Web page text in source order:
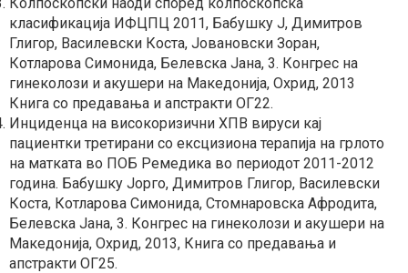
класификација ИФЦПЦ 2011, Бабушку Ј, Димитров
Глигор, Василевски Коста, Јовановски Зоран,
Котларова Симонида, Белевска Јана, 3. Конгрес на
гинеколози и акушери на Македонија, Охрид, 2013
Книга со предавања и апстракти ОГ22.
Инциденца на високоризични ХПВ вируси кај
пациентки третирани со ексцизиона терапија на грлото
на матката во ПОБ Ремедика во периодот 2011-2012
година. Бабушку Јорго, Димитров Глигор, Василевски
Коста, Котларова Симонида, Стомнаровска Афродита,
Белевска Јана, 3. Конгрес на гинеколози и акушери на
Македонија, Охрид, 2013, Книга со предавања и
апстракти ОГ25.